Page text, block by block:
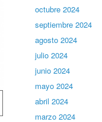
octubre 2024
septiembre 2024
agosto 2024
julio 2024
junio 2024
mayo 2024
abril 2024
marzo 2024